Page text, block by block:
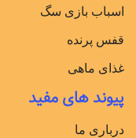
اسباب بازی سگ
قفس پرنده
غذای ماهی
پیوند های مفید
درباری ما